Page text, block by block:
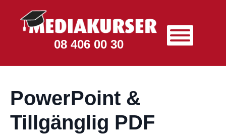
08 406 00 30
PowerPoint &
Tillgänglig PDF